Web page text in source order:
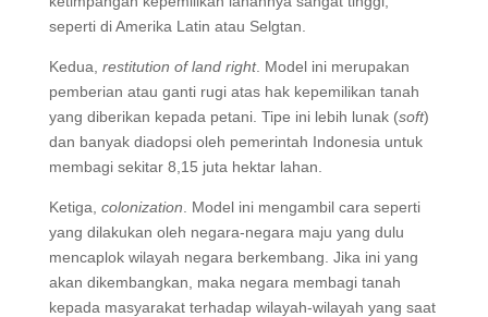
seperti di Amerika Latin atau Selgtan.
Kedua, restitution of land right. Model ini merupakan
pemberian atau ganti rugi atas hak kepemilikan tanah
yang diberikan kepada petani. Tipe ini lebih lunak (soft)
dan banyak diadopsi oleh pemerintah Indonesia untuk
membagi sekitar 8,15 juta hektar lahan.
Ketiga, colonization . Model ini mengambil cara seperti
yang dilakukan oleh negara-negara maju yang dulu
mencaplok wilayah negara berkembang. Jika ini yang
akan dikembangkan, maka negara membagi tanah
kepada masyarakat terhadap wilayah-wilayah yang saat